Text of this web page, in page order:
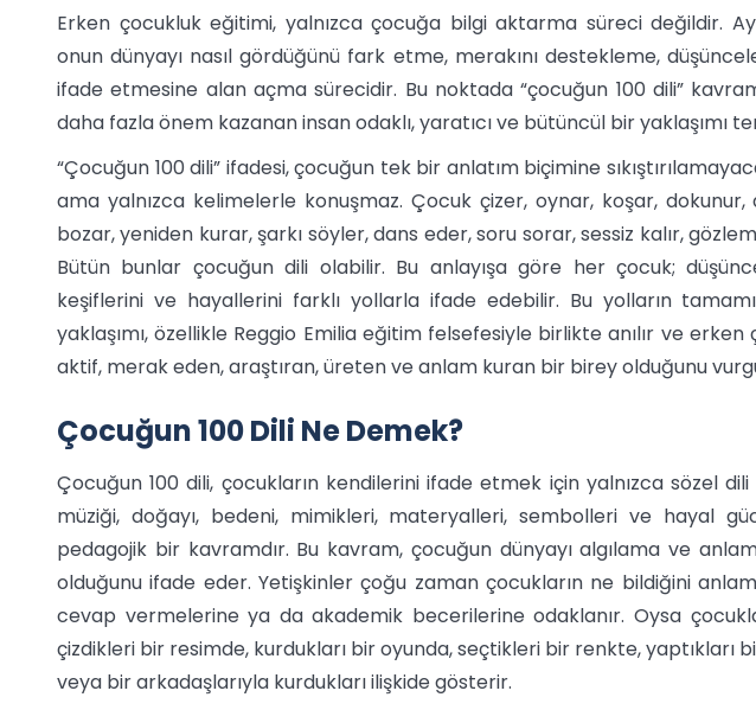
Erken çocukluk eğitimi, yalnızca çocuğa bilgi aktarma süreci değildir.
onun dünyayı nasıl gördüğünü fark etme, merakını destekleme,
ifade etmesine alan açma sürecidir. Bu noktada “çocuğun 100 dili”
daha fazla önem kazanan insan odaklı, yaratıcı ve bütüncül bir yaklaşımı
“Çocuğun 100 dili” ifadesi, çocuğun tek bir anlatım biçimine
ama yalnızca kelimelerle konuşmaz. Çocuk çizer, oynar, koşar,
bozar, yeniden kurar, şarkı söyler, dans eder, soru sorar, sessiz kalır,
Bütün bunlar çocuğun dili olabilir. Bu anlayışa göre her çocuk;
keşiflerini ve hayallerini farklı yollarla ifade edebilir. Bu yolların
yaklaşımı, özellikle Reggio Emilia eğitim felsefesiyle birlikte anılır ve
aktif, merak eden, araştıran, üreten ve anlam kuran bir birey olduğunu
Çocuğun 100 Dili Ne Demek?
Çocuğun 100 dili, çocukların kendilerini ifade etmek için yalnızca sözel
müziği, doğayı, bedeni, mimikleri, materyalleri, sembolleri ve hayal
pedagojik bir kavramdır. Bu kavram, çocuğun dünyayı algılama ve
olduğunu ifade eder. Yetişkinler çoğu zaman çocukların ne bildiğini
cevap vermelerine ya da akademik becerilerine odaklanır. Oysa
çizdikleri bir resimde, kurdukları bir oyunda, seçtikleri bir renkte, yaptıkları
veya bir arkadaşlarıyla kurdukları ilişkide gösterir.